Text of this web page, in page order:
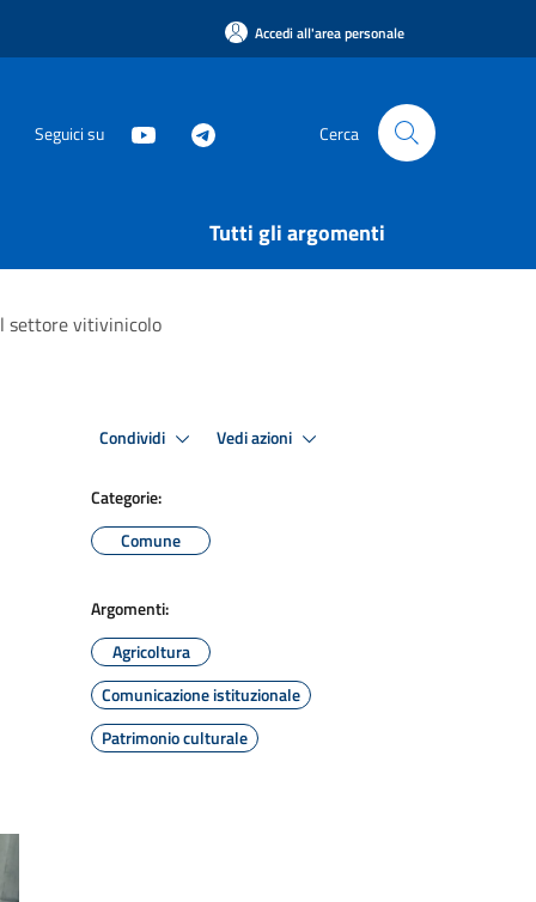
Accedi all'area personale
Seguici su Cerca
Tutti gli argomenti
settore vitivinicolo
Condividi Vedi azioni
Categorie:
Comune
Argomenti:
Agricoltura
Comunicazione istituzionale
Patrimonio culturale